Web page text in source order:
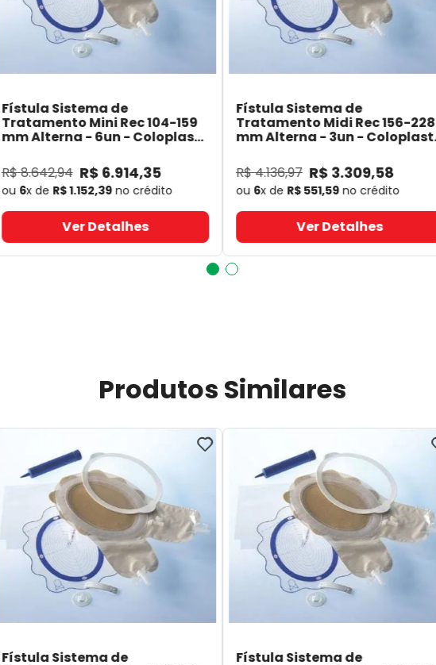
Fístula Sistema de
Tratamento Mini Rec 104-159
mm Alterna - 6un - Coloplast
R$8.642,94 R$ 6.914,35
ou 6x de R$1.152,39no crédito
Ver Detalhes
Fístula Sistema de
Tratamento Midi Rec 156-228
mm Alterna - 3un - Coloplast
R$4.136,97 R$ 3.309,58
ou 6x de R$ 551,59no crédito
Ver Detalhes
Produtos Similares
Fístula Sistema de Fístula Sistema de